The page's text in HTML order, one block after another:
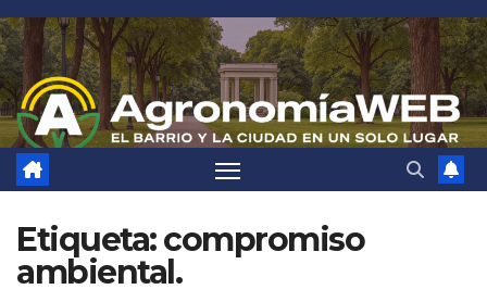
Saltar
al
contenido
Etiqueta:compromiso
ambiental.